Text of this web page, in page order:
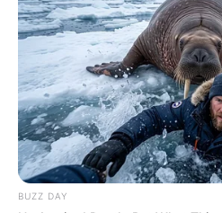
BUZZ DAY